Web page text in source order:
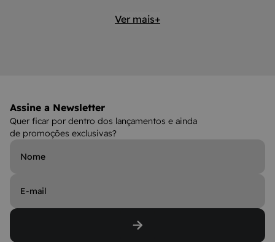
Ver mais+
Assine a Newsletter
Quer ficar por dentro dos lançamentos e ainda
de promoções exclusivas?